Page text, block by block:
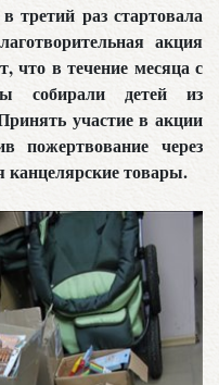
третий раз стартовала
акция
что в течение месяца с
собирали детей из
участие в акции
пожертвование через
канцелярские товары.